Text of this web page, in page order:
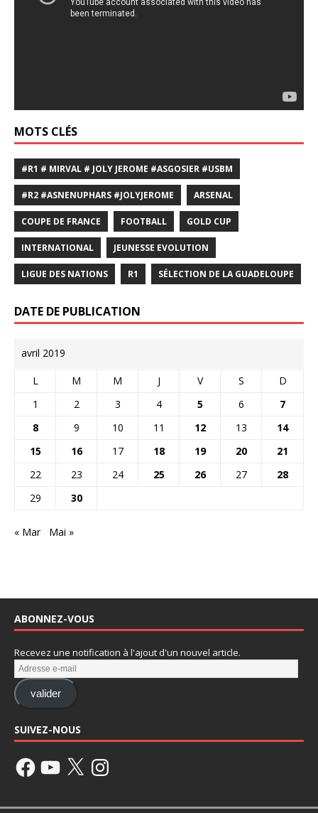
MOTS CLÉS
#R1 # MIRVAL # JOLY JEROME #ASGOSIER #USBM
#R2 #ASNENUPHARS #JOLYJEROME ARSENAL
COUPE DE FRANCE FOOTBALL GOLD CUP
INTERNATIONAL JEUNESSE EVOLUTION
LIGUE DES NATIONS R1 SÉLECTION DE LA GUADELOUPE
DATE DE PUBLICATION
avril 2019
L M M J V S
D
1
2 3 4 5 6
7
8
9 10 11 12 13
14
15
16 17 18 19 20
21
22
23 24 25 26 27
28
29
30
« Mar Mai »
ABONNEZ-VOUS
Recevez une notification à l'ajout d'un nouvel article.
valider
SUIVEZ-NOUS